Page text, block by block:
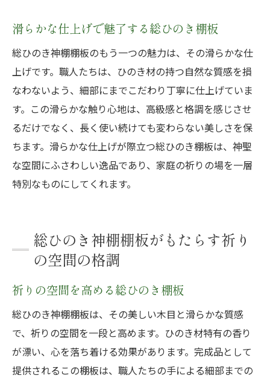
滑らかな仕上げで魅了する総ひのき棚板
総ひのき神棚棚板のもう一つの魅力は、その滑らかな仕
上げです。職人たちは、ひのき材の持つ自然な質感を損
なわないよう、細部にまでこだわり丁寧に仕上げていま
す。この滑らかな触り心地は、高級感と格調を感じさせ
るだけでなく、長く使い続けても変わらない美しさを保
ちます。滑らかな仕上げが際立つ総ひのき棚板は、神聖
な空間にふさわしい逸品であり、家庭の祈りの場を一層
特別なものにしてくれます。
総ひのき神棚棚板がもたらす祈り
の空間の格調
祈りの空間を高める総ひのき棚板
総ひのき神棚棚板は、その美しい木目と滑らかな質感
で、祈りの空間を一段と高めます。ひのき材特有の香り
が漂い、心を落ち着ける効果があります。完成品として
提供されるこの棚板は、職人たちの手による細部までの